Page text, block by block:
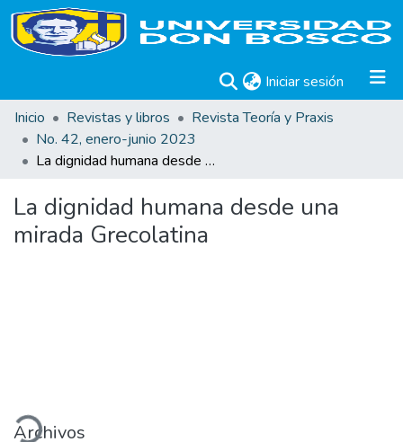
Iniciar sesión (current)
Inicio
Revistas y libros
Revista Teoría y Praxis
No. 42, enero-junio 2023
La dignidad humana desde una mirada Grecolatina
La dignidad humana desde una
mirada Grecolatina
Archivos